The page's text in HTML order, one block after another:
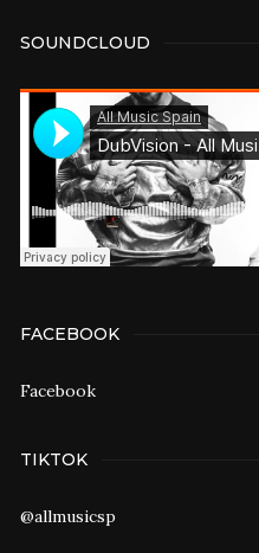
SOUNDCLOUD
FACEBOOK
Facebook
TIKTOK
@allmusicsp